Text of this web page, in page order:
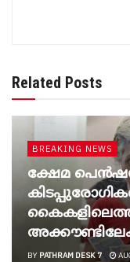
Related Posts
BREAKING NEWS
ക്ഷേമ പെൻഷൻ
BY PATHRAM DESK 7